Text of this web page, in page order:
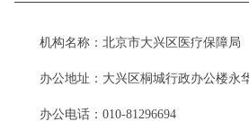
机构名称：北京市大兴区医疗保障局
办公地址：大兴区桐城行政办公楼永
办公电话：010-81296694